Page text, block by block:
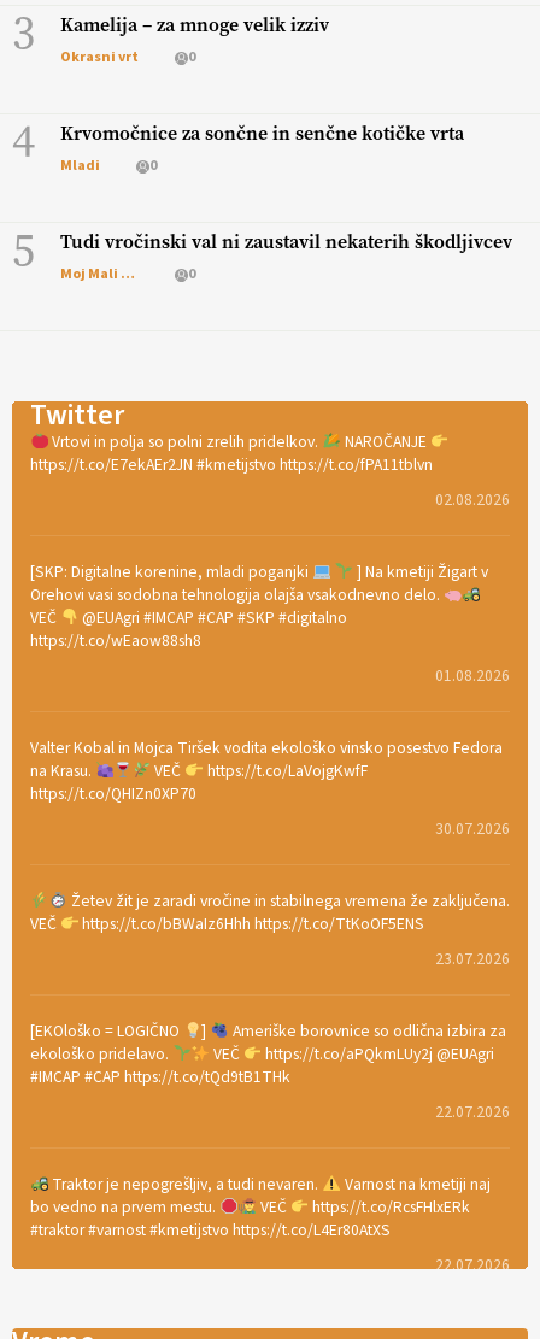
3 Kamelija – za mnoge velik izziv
Okrasni vrt 0
4 Krvomočnice za sončne in senčne kotičke vrta
Mladi 0
5 Tudi vročinski val ni zaustavil nekaterih škodljivcev
Moj Mali Svet 0
Twitter
Vrtovi in polja so polni zrelih pridelkov.
NAROČANJE
https://t.co/E7ekAEr2JN #kmetijstvo https://t.co/fPA11tblvn
02.08.2026
[SKP: Digitalne korenine, mladi poganjki
] Na kmetiji Žigart v
Orehovi vasi sodobna tehnologija olajša vsakodnevno delo.
VEČ
@EUAgri #IMCAP #CAP #SKP #digitalno
https://t.co/wEaow88sh8
01.08.2026
Valter Kobal in Mojca Tiršek vodita ekološko vinsko posestvo Fedora
na Krasu.
VEČ
https://t.co/LaVojgKwfF
https://t.co/QHIZn0XP70
30.07.2026
Žetev žit je zaradi vročine in stabilnega vremena že zaključena.
VEČ
https://t.co/bBWaIz6Hhh https://t.co/TtKoOF5ENS
23.07.2026
[EKOloško = LOGIČNO ]
Ameriške borovnice so odlična izbira za
ekološko pridelavo.
VEČ
https://t.co/aPQkmLUy2j @EUAgri
#IMCAP #CAP https://t.co/tQd9tB1THk
22.07.2026
Traktor je nepogrešljiv, a tudi nevaren.
Varnost na kmetiji naj
bo vedno na prvem mestu.
VEČ
https://t.co/RcsFHlxERk
#traktor #varnost #kmetijstvo https://t.co/L4Er80AtXS
22.07.2026